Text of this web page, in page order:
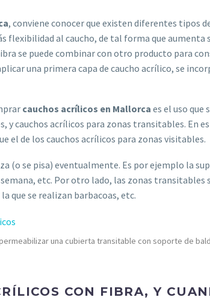
, conviene conocer que existen diferentes tipos
flexibilidad al caucho, de tal forma que
se puede combinar con otro producto para
una primera capa de caucho acrílico, se
cauchos acrílicos en Mallorca es el uso que
y cauchos acrílicos para zonas transitables. En
el de los cauchos acrílicos para zonas visitables.
(o se pisa) eventualmente. Es por ejemplo la
etc. Por otro lado, las zonas transitables
que se realizan barbacoas, etc.
una cubierta transitable con soporte de
CON FIBRA, Y